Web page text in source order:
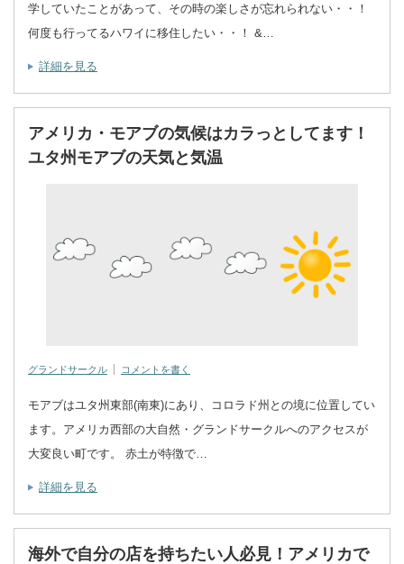
学していたことがあって、その時の楽しさが忘れられない・・！
何度も行ってるハワイに移住したい・・！ &…
詳細を見る
アメリカ・モアブの気候はカラっとしてます！
ユタ州モアブの天気と気温
グランドサークル コメントを書く
モアブはユタ州東部(南東)にあり、コロラド州との境に位置してい
ます。アメリカ西部の大自然・グランドサークルへのアクセスが
大変良い町です。 赤土が特徴で…
詳細を見る
海外で自分の店を持ちたい人必見！アメリカで